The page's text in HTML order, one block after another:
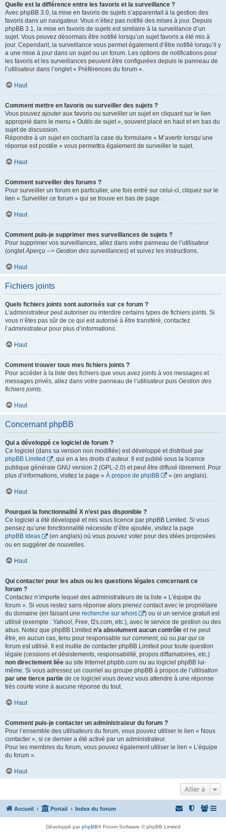
Quelle est la différence entre les favoris et la surveillance ?
Avec phpBB 3.0, la mise en favoris de sujets s’apparentait à la gestion des
favoris dans un navigateur. Vous n’étiez pas notifié des mises à jour. Depuis
phpBB 3.1, la mise en favoris de sujets est similaire à la surveillance d’un
sujet. Vous pouvez désormais être notifié lorsqu’un sujet favoris a été mis à
jour. Cependant, la surveillance vous permet également d’être notifié lorsqu’il y
a une mise à jour dans un sujet ou un forum. Les options de notifications pour
les favoris et les surveillances peuvent être configurées depuis le panneau de
l’utilisateur dans l’onglet « Préférences du forum ».
Haut
Comment mettre en favoris ou surveiller des sujets ?
Vous pouvez ajouter aux favoris ou surveiller un sujet en cliquant sur le lien
approprié dans le menu « Outils de sujet », souvent placé en haut et en bas du
sujet de discussion.
Répondre à un sujet en cochant la case du formulaire « M’avertir lorsqu’une
réponse est postée » vous permettra également de surveiller le sujet.
Haut
Comment surveiller des forums ?
Pour surveiller un forum en particulier, une fois entré sur celui-ci, cliquez sur le
lien « Surveiller ce forum » qui se trouve en bas de page.
Haut
Comment puis-je supprimer mes surveillances de sujets ?
Pour supprimer vos surveillances, allez dans votre panneau de l’utilisateur
(ongletAperçu --> Gestion des surveillances) et suivez les instructions.
Haut
Fichiers joints
Quels fichiers joints sont autorisés sur ce forum ?
L’administrateur peut autoriser ou interdire certains types de fichiers joints. Si
vous n’êtes pas sûr de ce qui est autorisé à être transféré, contactez
l’administrateur pour plus d’informations.
Haut
Comment trouver tous mes fichiers joints ?
Pour accéder à la liste des fichiers que vous avez joints à vos messages et
messages privés, allez dans votre panneau de l’utilisateur puis Gestion des
fichiers joints.
Haut
Concernant phpBB
Qui a développé ce logiciel de forum ?
Ce logiciel (dans sa version non modifiée) est développé et distribué par
phpBB Limited
, qui en a les droits d’auteur. Il est publié sous la licence
publique générale GNU version 2 (GPL-2.0) et peut être diffusé librement. Pour
plus d’informations, visitez la page « À propos de phpBB » (en anglais).
Haut
Pourquoi la fonctionnalité X n’est pas disponible ?
Ce logiciel a été développé et mis sous licence par phpBB Limited. Si vous
pensez qu’une fonctionnalité nécessite d’être ajoutée, visitez la page
phpBB Ideas
(en anglais) où vous pouvez voter pour des idées proposées
ou en suggérer de nouvelles.
Haut
Qui contacter pour les abus ou les questions légales concernant ce
forum ?
Contactez n’importe lequel des administrateurs de la liste « L’équipe du
forum ». Si vous restez sans réponse alors prenez contact avec le propriétaire
du domaine (en faisant une recherche sur whois
) ou si un service gratuit est
utilisé (exemple : Yahoo!, Free, f2s.com, etc.), avec le service de gestion ou des
abus. Notez que phpBB Limited n’a absolument aucun contrôle et ne peut
être, en aucun cas, tenu pour responsable sur comment, où ou par qui ce
forum est utilisé. Il est inutile de contacter phpBB Limited pour toute question
légale (cessions et désistements, responsabilité, propos diffamatoires, etc.)
non directement liée au site Internet phpbb.com ou au logiciel phpBB lui-
même. Si vous adressez un courriel au groupe phpBB à propos de l’utilisation
par une tierce partie de ce logiciel vous devez vous attendre à une réponse
très courte voire à aucune réponse du tout.
Haut
Comment puis-je contacter un administrateur du forum ?
Pour l’ensemble des utilisateurs du forum, vous pouvez utiliser le lien « Nous
contacter », si ce dernier a été activé par un administrateur.
Pour les membres du forum, vous pouvez également utiliser le lien « L’équipe
du forum ».
Haut
Aller à
Accueil Portail Index du forum
Développé parphpBB® Forum Software © phpBB Limited